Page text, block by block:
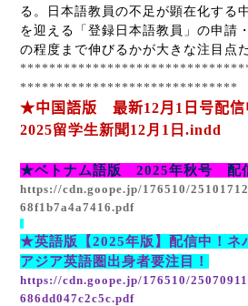
る。日本語教員の不足が顕在化する
を迎える「登録日本語教員」の申請
の程度まで伸びるかが大きな注目点だ
******************************
★中国語版 最新12月 1 日号配信
2025留学生新聞 12 月 1 日 .indd
★ベトナム語版 2025年秋号 配
https://cdn.goope.jp/176510/
68f1b7a4a7416.pdf
★英語版【2025年版】配信中！ネ
アジア英語圏出身者要注目！
https://cdn.goope.jp/176510/
686dd047c2c5c.pdf